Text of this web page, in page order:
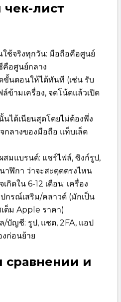
лист
ช้จริงทุกวัน: มือถือคือศูนย์
คือศูนย์กลาง
ขั้นตอนให้ได้ทันที (เช่น รับ
ข้ามเครื่อง, จดโน้ตแล้วเปิด
นได้เนียนสุดโดยไม่ต้องพึ่ง
กลางของมือถือ แท็บเล็ต
สมแบรนด์: แชร์ไฟล์, ซิงก์รูป,
าฬิกา ว่าจะสะดุดตรงไหน
ดใน 6-12 เดือน: เครื่อง
กรณ์เสริม/คลาวด์ (มักเป็น
ต็ม Apple ราคา)
/บัญชี: รูป, แชต, 2FA, แอป
ก่อนย้าย
и